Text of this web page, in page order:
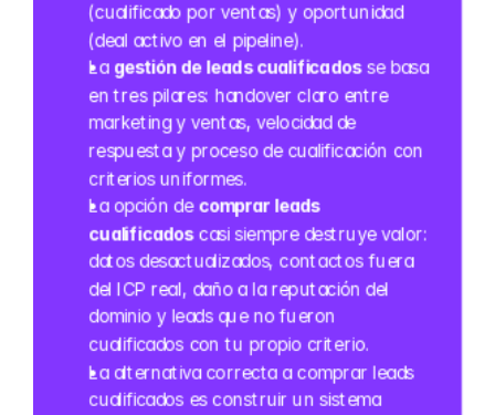
(cualificado por ventas) y oportunidad
(deal activo en el pipeline).
La gestión de leads cualificados se basa
en tres pilares: handover claro entre
marketing y ventas, velocidad de
respuesta y proceso de cualificación con
criterios uniformes.
La opción de comprar leads
cualificados casi siempre destruye valor:
datos desactualizados, contactos fuera
del ICP real, daño a la reputación del
dominio y leads que no fueron
cualificados con tu propio criterio.
La alternativa correcta a comprar leads
cualificados es construir un sistema